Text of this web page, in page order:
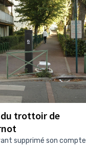
trottoir de
supprimé son compte